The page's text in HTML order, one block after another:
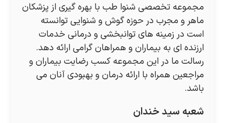
مجموعه تخصصی شنوا طب با بهره گیری از پزشکان
ماهر و مجرب در حوزه گوش و شنوایی توانسته
است در زمینه های توانبخشی و درمانی خدمات
ارزنده ای به بیماران و همراهان گرامی ارائه دهد.
رسالت ما در این مجموعه کسب رضایت بیماران و
مراجعین همراه با ارائه درمان و بهبودی آنان می
باشد.
شعبه سید خندان